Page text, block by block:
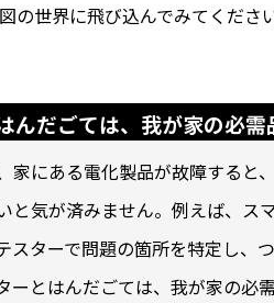
の世界に飛び込んでみてくださ
んだごては、我が家の必需
家にある電化製品が故障すると
と気が済みません。例えば、ス
スターで問題の箇所を特定し、
ーとはんだごては、我が家の必